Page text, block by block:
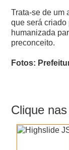
Trata-se de um
que será criado
humanizada
preconceito.
Fotos:
Clique